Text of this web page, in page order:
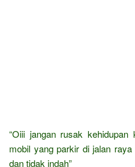
“Oiii jangan rusak
mobil yang parkir di jalan
dan tidak indah”